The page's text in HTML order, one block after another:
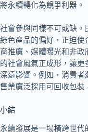
將永續轉化為競爭利器。
社會參與同樣不可或缺。
綠色產品的偏好，正迫使
育推廣、媒體曝光和非政
的社會風氣正成形，讓更
深遠影響。例如，消費者
售業廣泛採用可回收包裝
小結
永續發展是一場橫跨世代